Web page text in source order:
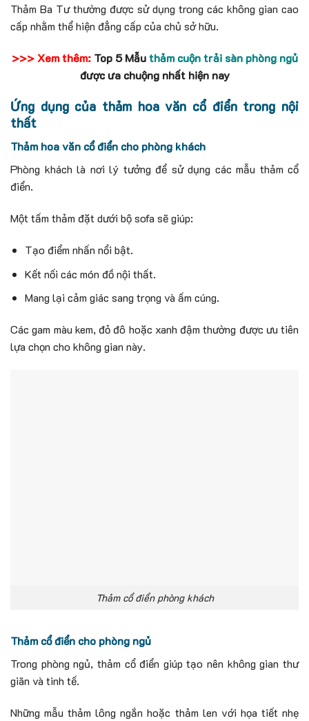
Thảm Ba Tư thường được sử dụng trong các không gian cao
cấp nhằm thể hiện đẳng cấp của chủ sở hữu.
>>> Xem thêm:Top 5 Mẫuthảm cuộn trải sàn phòng ngủ
được ưa chuộng nhất hiện nay
Ứng dụng của thảm hoa văn cổ điển trong nội
thất
Thảm hoa văn cổ điển cho phòng khách
Phòng khách là nơi lý tưởng để sử dụng các mẫu thảm cổ
điển.
Một tấm thảm đặt dưới bộ sofa sẽ giúp:
Tạo điểm nhấn nổi bật.
Kết nối các món đồ nội thất.
Mang lại cảm giác sang trọng và ấm cúng.
Các gam màu kem, đỏ đô hoặc xanh đậm thường được ưu tiên
lựa chọn cho không gian này.
Thảm cổ điển phòng khách
Thảm cổ điển cho phòng ngủ
Trong phòng ngủ, thảm cổ điển giúp tạo nên không gian thư
giãn và tinh tế.
Những mẫu thảm lông ngắn hoặc thảm len với họa tiết nhẹ